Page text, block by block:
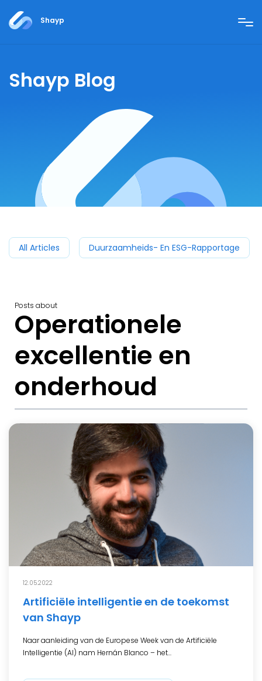
Shayp
Shayp Blog
All Articles Duurzaamheids- En ESG-Rapportage
Posts about
Operationele
excellentie en
onderhoud
12.05.2022
Artificiële intelligentie en de toekomst
van Shayp
Naar aanleiding van de Europese Week van de Artificiële
Intelligentie (AI) nam Hernán Blanco – het...